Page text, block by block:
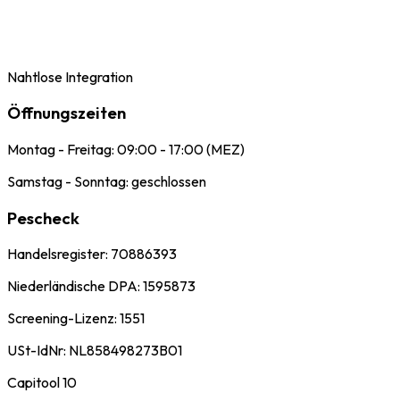
Nahtlose Integration
Öffnungszeiten
Montag - Freitag: 09:00 - 17:00 (MEZ)
Samstag - Sonntag: geschlossen
Pescheck
Handelsregister: 70886393
Niederländische DPA: 1595873
Screening-Lizenz: 1551
USt-IdNr: NL858498273B01
Capitool 10